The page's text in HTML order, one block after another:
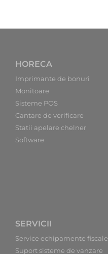
HORECA
Imprimante de bonuri
Monitoare
Sisteme POS
Cantare de verificare
Statii apelare chelner
Software
SERVICII
Service echipamente fiscale
Suport sisteme de vanzare